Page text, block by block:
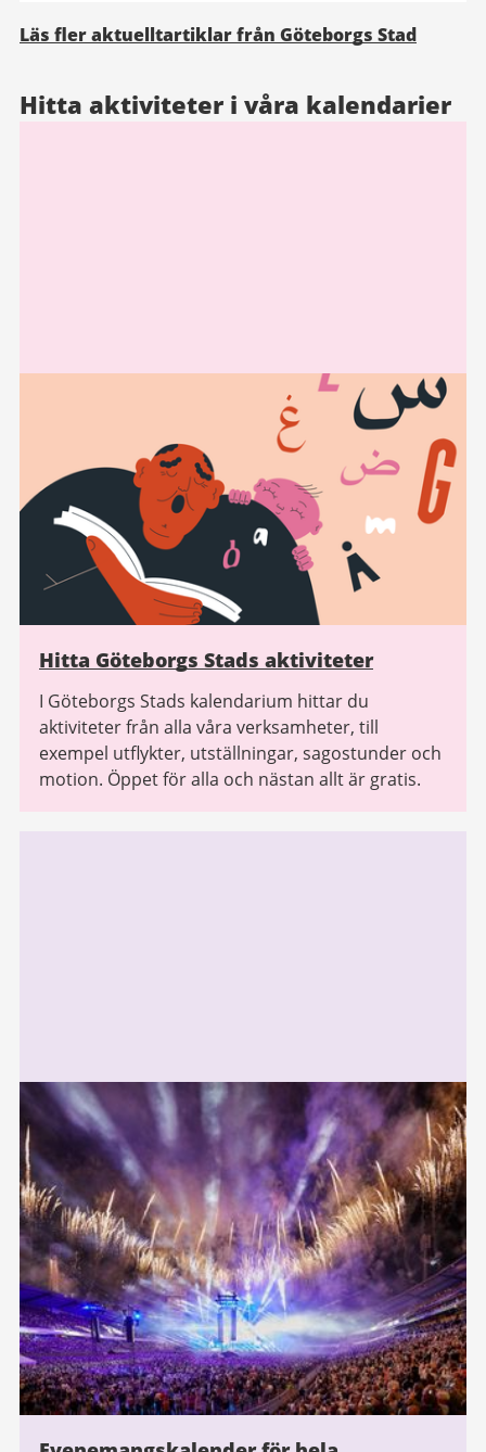
Läs fler aktuelltartiklar från Göteborgs Stad
Hitta aktiviteter i våra kalendarier
Hitta Göteborgs Stads aktiviteter
I Göteborgs Stads kalendarium hittar du
aktiviteter från alla våra verksamheter, till
exempel utflykter, utställningar, sagostunder och
motion. Öppet för alla och nästan allt är gratis.